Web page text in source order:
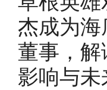
杰成为海
董事，解
影响与